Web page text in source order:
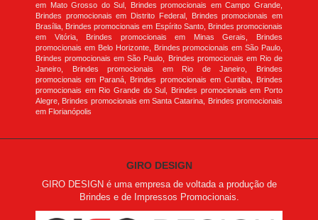
em Mato Grosso do Sul, Brindes promocionais em Campo Grande,
Brindes promocionais em Distrito Federal, Brindes promocionais em
Brasília, Brindes promocionais em Espírito Santo, Brindes promocionais
em Vitória, Brindes promocionais em Minas Gerais, Brindes
promocionais em Belo Horizonte, Brindes promocionais em São Paulo,
Brindes promocionais em São Paulo, Brindes promocionais em Rio de
Janeiro, Brindes promocionais em Rio de Janeiro, Brindes
promocionais em Paraná, Brindes promocionais em Curitiba, Brindes
promocionais em Rio Grande do Sul, Brindes promocionais em Porto
Alegre, Brindes promocionais em Santa Catarina, Brindes promocionais
em Florianópolis
GIRO DESIGN
GIRO DESIGN é uma empresa de voltada a produção de
Brindes e de Impressos Promocionais.